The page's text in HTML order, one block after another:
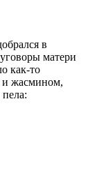
в
матери
как-то
и жасмином,